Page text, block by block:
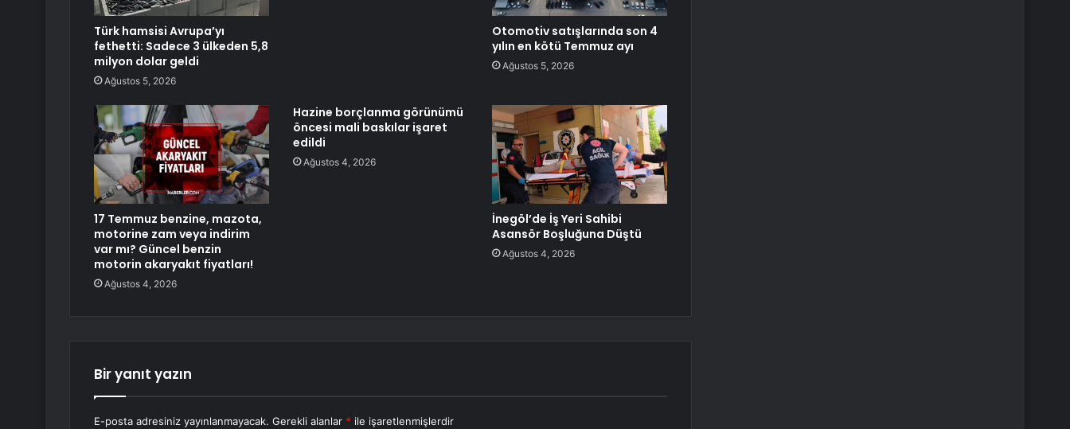
Türk hamsisi Avrupa’yı
fethetti: Sadece 3 ülkeden 5,8
milyon dolar geldi
Ağustos 5, 2026
Otomotiv satışlarında son 4
yılın en kötü Temmuz ayı
Ağustos 5, 2026
17 Temmuz benzine, mazota,
motorine zam veya indirim
var mı? Güncel benzin
motorin akaryakıt fiyatları!
Ağustos 4, 2026
Hazine borçlanma görünümü
öncesi mali baskılar işaret
edildi
Ağustos 4, 2026
İnegöl’de İş Yeri Sahibi
Asansör Boşluğuna Düştü
Ağustos 4, 2026
Bir yanıt yazın
E-posta adresiniz yayınlanmayacak. Gerekli alanlar * ile işaretlenmişlerdir